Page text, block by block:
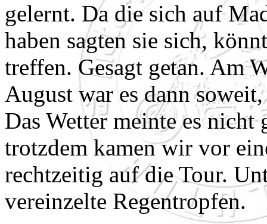
gelernt. Da die sich auf
haben sagten sie sich,
treffen. Gesagt getan. Am
August war es dann
Das Wetter meinte es
trotzdem kamen wir vor
rechtzeitig auf die Tour.
vereinzelte Regentropfen.